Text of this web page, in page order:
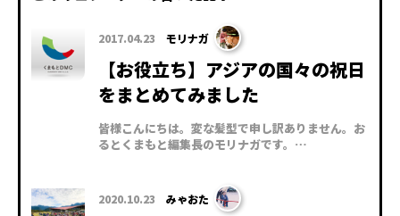
2017.04.23 モリナガ
【お役立ち】アジアの国々の祝日
をまとめてみました
皆様こんにちは。変な髪型で申し訳ありません。お
るとくまもと編集長のモリナガです。…
2020.10.23 みゃおた